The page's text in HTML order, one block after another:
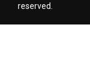
reserved.